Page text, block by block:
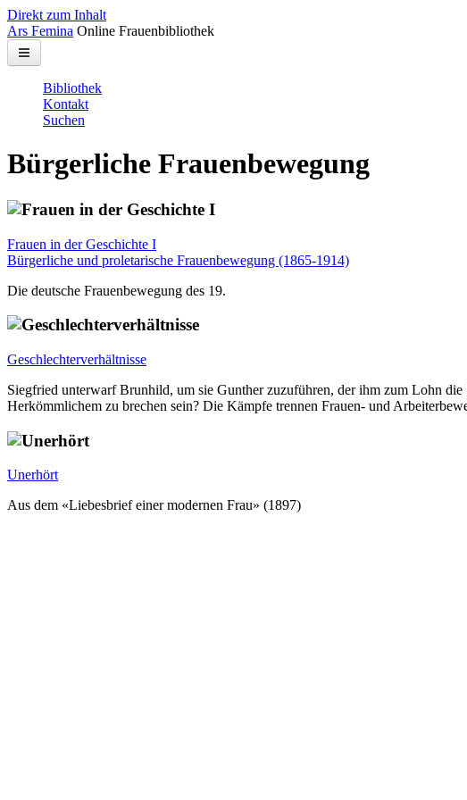
Direkt zum Inhalt
Ars Femina Online Frauenbibliothek
Bibliothek
Kontakt
Suchen
Bürgerliche Frauenbewegung
Frauen in der Geschichte I
Bürgerliche und proletarische Frauenbewegung (1865-1914)
Die deutsche Frauenbewegung des 19.
Geschlechterverhältnisse
Siegfried unterwarf Brunhild, um sie Gunther zuzuführen, der ihm zum Lohn
Herkömmlichem zu brechen sein? Die Kämpfe trennen Frauen- und
Unerhört
Aus dem «Liebesbrief einer modernen Frau» (1897)